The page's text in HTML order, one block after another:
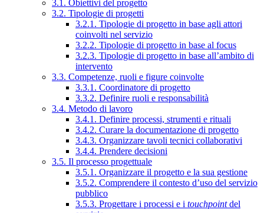
3.1. Obiettivi del progetto
3.2. Tipologie di progetti
3.2.1. Tipologie di progetto in base agli attori
coinvolti nel servizio
3.2.2. Tipologie di progetto in base al focus
3.2.3. Tipologie di progetto in base all’ambito di
intervento
3.3. Competenze, ruoli e figure coinvolte
3.3.1. Coordinatore di progetto
3.3.2. Definire ruoli e responsabilità
3.4. Metodo di lavoro
3.4.1. Definire processi, strumenti e rituali
3.4.2. Curare la documentazione di progetto
3.4.3. Organizzare tavoli tecnici collaborativi
3.4.4. Prendere decisioni
3.5. Il processo progettuale
3.5.1. Organizzare il progetto e la sua gestione
3.5.2. Comprendere il contesto d’uso del servizio
pubblico
3.5.3. Progettare i processi e i touchpointdel